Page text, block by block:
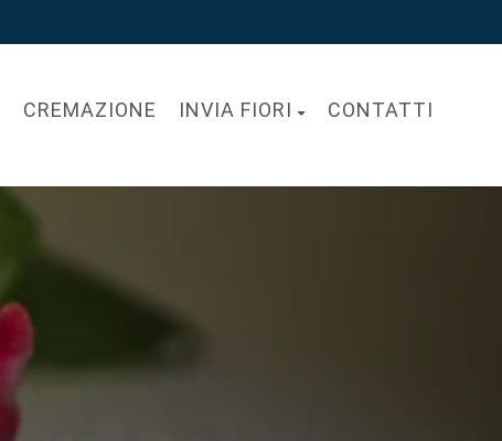
CREMAZIONE INVIA FIORI CONTATTI